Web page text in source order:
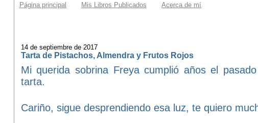
Página principal Mis Libros Publicados Acerca de mí
14 de septiembre de 2017
Tarta de Pistachos, Almendra y Frutos Rojos
Mi querida sobrina Freya cumplió años el
tarta.
Cariño, sigue desprendiendo esa luz, te quiero